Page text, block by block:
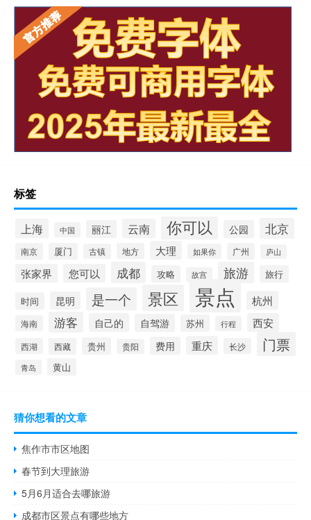
标签
上海 中国 丽江 云南 你可以 公园 北京
南京 厦门 古镇 地方 大理 如果你 广州 庐山
张家界 您可以 成都 攻略 故宫 旅游 旅行
时间 昆明 是一个 景区 景点 杭州
海南 游客 自己的 自驾游 苏州 行程 西安
西湖 西藏 贵州 贵阳 费用 重庆 长沙 门票
青岛 黄山
猜你想看的文章
焦作市市区地图
春节到大理旅游
5月6月适合去哪旅游
成都市区景点有哪些地方